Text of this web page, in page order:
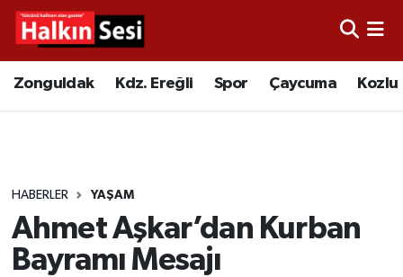
Zonguldak Kdz. Ereğli Spor Çaycuma Kozlu
HABERLER YAŞAM
Ahmet Aşkar’dan Kurban
Bayramı Mesajı
Video
Çaycuma
Alaplı
Merkez Hava Durumu
Süper Lig Puan Durumu ve Fikstür
Tüm Manşetler